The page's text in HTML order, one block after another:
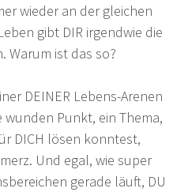
wieder an der gleichen
gibt DIR irgendwie die
Warum ist das so?
DEINER Lebens-Arenen
Punkt, ein Thema,
DICH lösen konntest,
Und egal, wie super
gerade läuft, DU